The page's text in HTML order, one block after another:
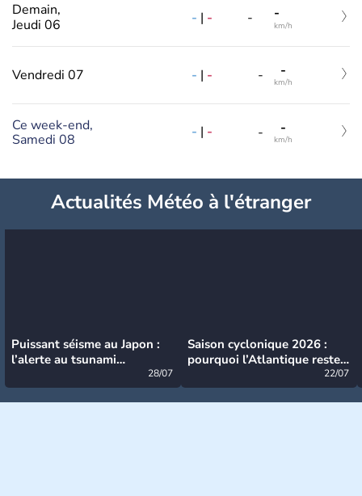
Demain,
Jeudi 06
- | - - -
km/h
Vendredi 07 - | - - -
km/h
Ce week-end,
Samedi 08
- | - - -
km/h
Actualités Météo à l'étranger
Puissant séisme au Japon :
l’alerte au tsunami
28/07
Saison cyclonique 2026 :
pourquoi l’Atlantique reste
22/07